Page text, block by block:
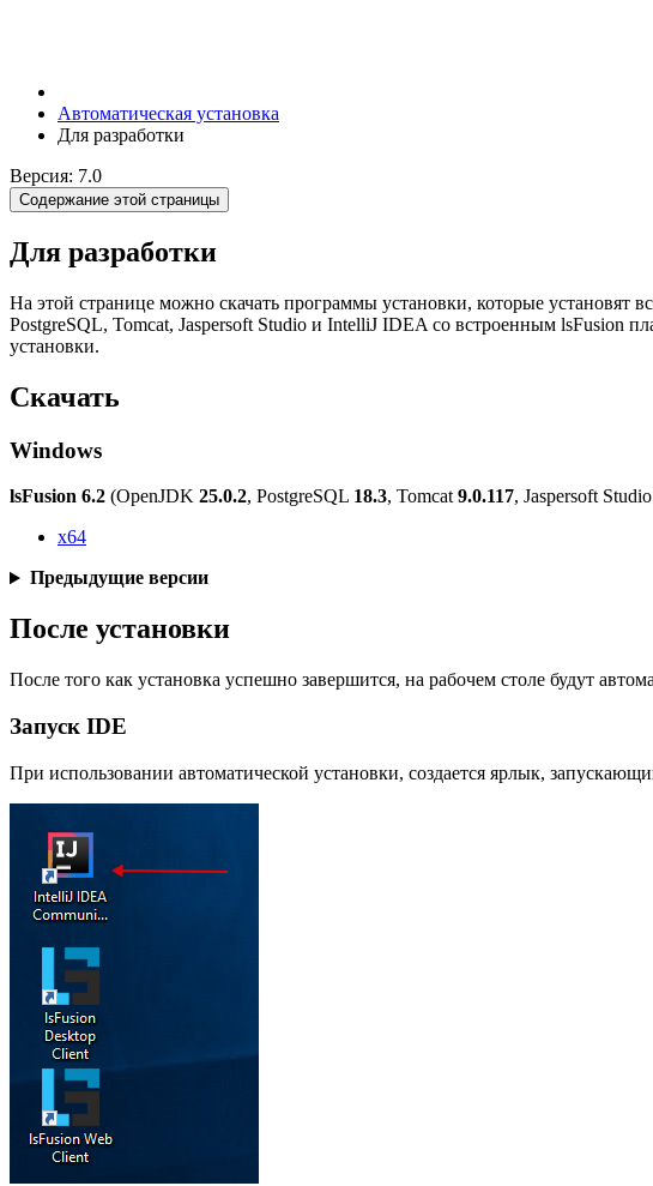
Автоматическая установка
Для разработки
Версия: 7.0
Содержание этой страницы
Для разработки
На этой странице можно скачать программы установки, которые установят
PostgreSQL, Tomcat, Jaspersoft Studio и IntelliJ IDEA со встроенным lsFusion
установки.
Скачать
Windows
lsFusion 6.2 (OpenJDK 25.0.2, PostgreSQL 18.3, Tomcat 9.0.117, Jaspersoft Studio
x64
Предыдущие версии
После установки
После того как установка успешно завершится, на рабочем столе будут
Запуск IDE
При использовании автоматической установки, создается ярлык,